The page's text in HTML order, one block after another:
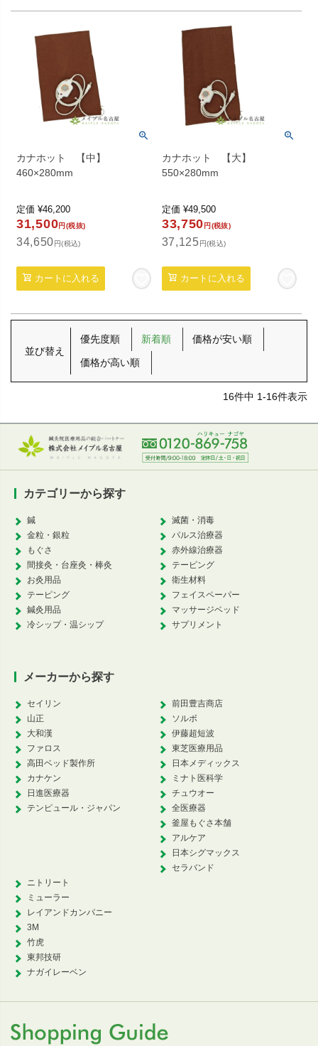
カナホット 【中】
460×280mm
定価 ¥46,200
31,500円(税抜)
34,650 円(税込)
カートに入れる
カナホット 【大】
550×280mm
定価 ¥49,500
33,750 円(税抜)
37,125 円(税込)
カートに入れる
並び替え
優先度順 新着順 価格が安い順
価格が高い順
16件中 1-16件表示
カテゴリーから探す
鍼
金粒・銀粒
もぐさ
間接灸・台座灸・棒灸
お灸用品
テーピング
鍼灸用品
冷シップ・温シップ
滅菌・消毒
パルス治療器
赤外線治療器
テーピング
衛生材料
フェイスペーパー
マッサージベッド
サプリメント
メーカーから探す
セイリン
山正
大和漢
ファロス
高田ベッド製作所
カナケン
日進医療器
テンピュール・ジャパン
前田豊吉商店
ソルボ
伊藤超短波
東芝医療用品
日本メディックス
ミナト医科学
チュウオー
全医療器
釜屋もぐさ本舗
アルケア
日本シグマックス
セラバンド
ニトリート
ミューラー
レイアンドカンパニー
3M
竹虎
東邦技研
ナガイレーベン